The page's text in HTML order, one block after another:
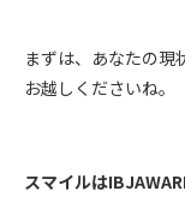
まずは、あなたの現
お越しくださいね。
スマイルは